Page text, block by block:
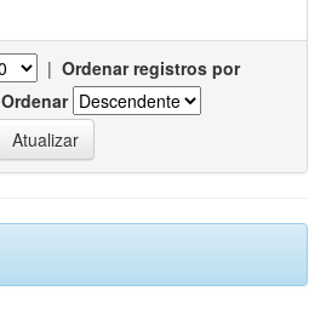
| Ordenar registros por
Ordenar